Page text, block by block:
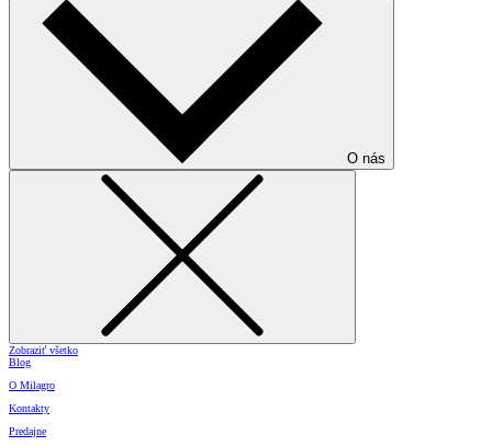
O nás
Zobraziť všetko
Blog
O Milagro
Kontakty
Predajne